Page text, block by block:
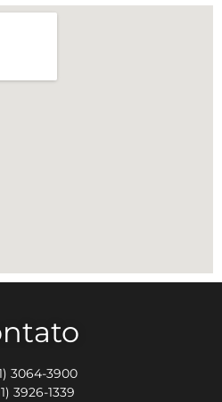
3064-3900
3926-1339